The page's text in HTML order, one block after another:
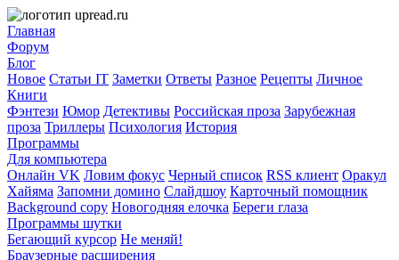
Главная
Форум
Блог
Новое Статьи IT Заметки Ответы Разное Рецепты Личное
Книги
Фэнтези Юмор Детективы Российская проза Зарубежная
проза Триллеры Психология История
Программы
Для компьютера
Онлайн VK Ловим фокус Черный список RSS клиент Оракул
Хайяма Запомни домино Слайдшоу Карточный помощник
Background copy Новогодняя елочка Береги глаза
Программы шутки
Бегающий курсор Не меняй!
Браузерные расширения